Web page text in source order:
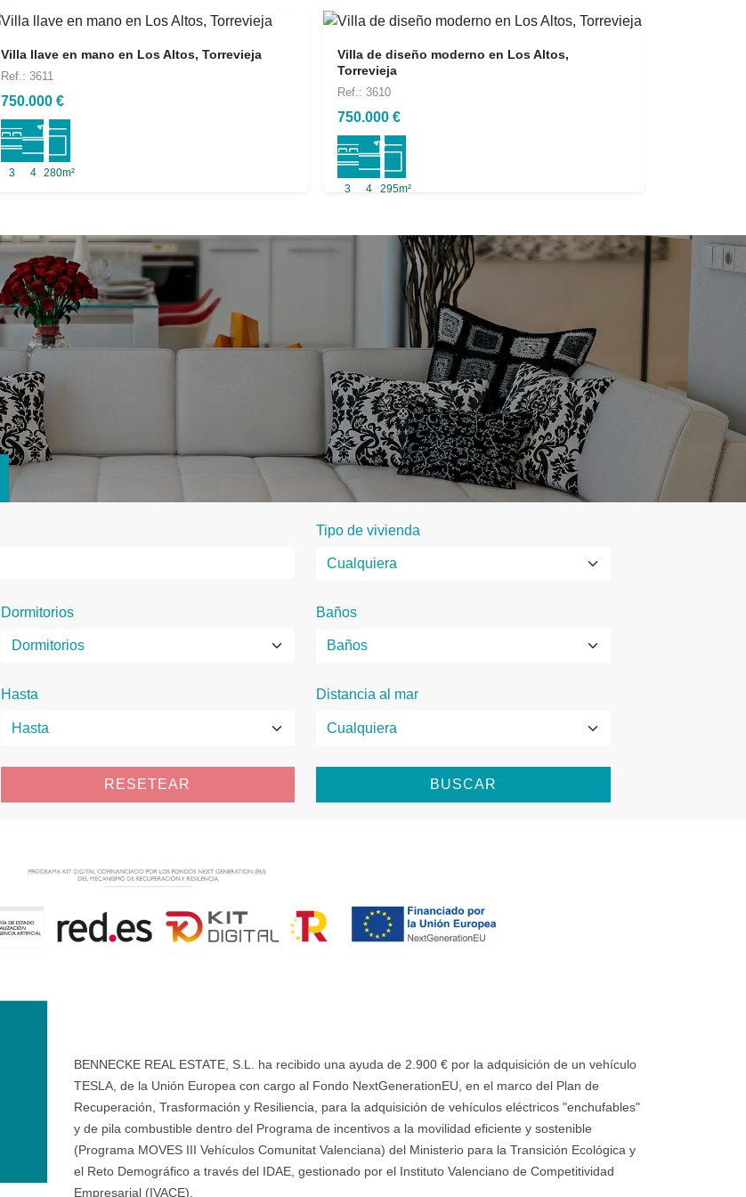
Villa llave en mano en Los Altos, Torrevieja
Ref.: 3611
750.000 €
3 4 280m²
Villa de diseño moderno en Los Altos,
Torrevieja
Ref.: 3610
750.000 €
3 4 295m²
Tipo de vivienda
Dormitorios Baños
Hasta Distancia al mar
RESETEAR BUSCAR
BENNECKE REAL ESTATE, S.L. ha recibido una ayuda de 2.900 € por la adquisición de un vehículo
TESLA, de la Unión Europea con cargo al Fondo NextGenerationEU, en el marco del Plan de
Recuperación, Trasformación y Resiliencia, para la adquisición de vehículos eléctricos "enchufables"
y de pila combustible dentro del Programa de incentivos a la movilidad eficiente y sostenible
(Programa MOVES III Vehículos Comunitat Valenciana) del Ministerio para la Transición Ecológica y
el Reto Demográfico a través del IDAE, gestionado por el Instituto Valenciano de Competitividad
Empresarial (IVACE).